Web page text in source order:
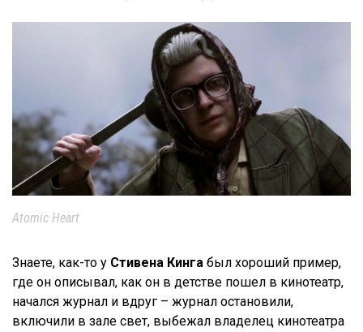
Atomic Heart
Знаете, как-то у Стивена Кинга был хороший пример,
где он описывал, как он в детстве пошел в кинотеатр,
начался журнал и вдруг – журнал остановили,
включили в зале свет, выбежал владелец кинотеатра